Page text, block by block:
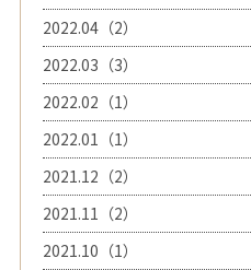
2022.04（2）
2022.03（3）
2022.02（1）
2022.01（1）
2021.12（2）
2021.11（2）
2021.10（1）